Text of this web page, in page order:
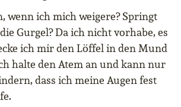
wenn ich mich weigere? Springt
Gurgel? Da ich nicht vorhabe, es
ich mir den Löffel in den Mund
halte den Atem an und kann nur
dass ich meine Augen fest